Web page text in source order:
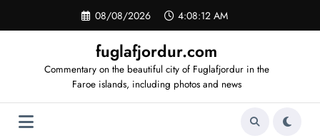
indhold
08/08/2026 4:08:12 AM
fuglafjordur.com
Commentary on the beautiful city of Fuglafjordur in the
Faroe islands, including photos and news